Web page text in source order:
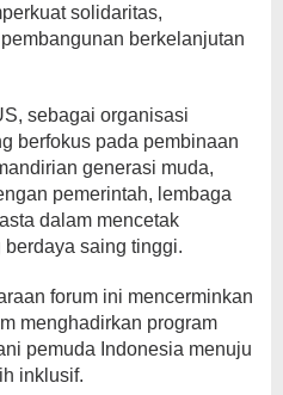
solidaritas,
berkelanjutan
sebagai organisasi
berfokus pada pembinaan
generasi muda,
pemerintah, lembaga
dalam mencetak
saing tinggi.
forum ini mencerminkan
menghadirkan program
pemuda Indonesia menuju
inklusif.